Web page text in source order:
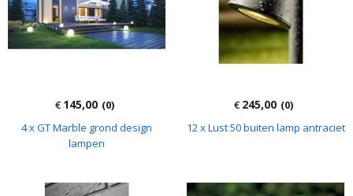
€145,00 (0)
4 x GT Marble grond design
lampen
€245,00 (0)
12 x Lust 50 buiten lamp antraciet